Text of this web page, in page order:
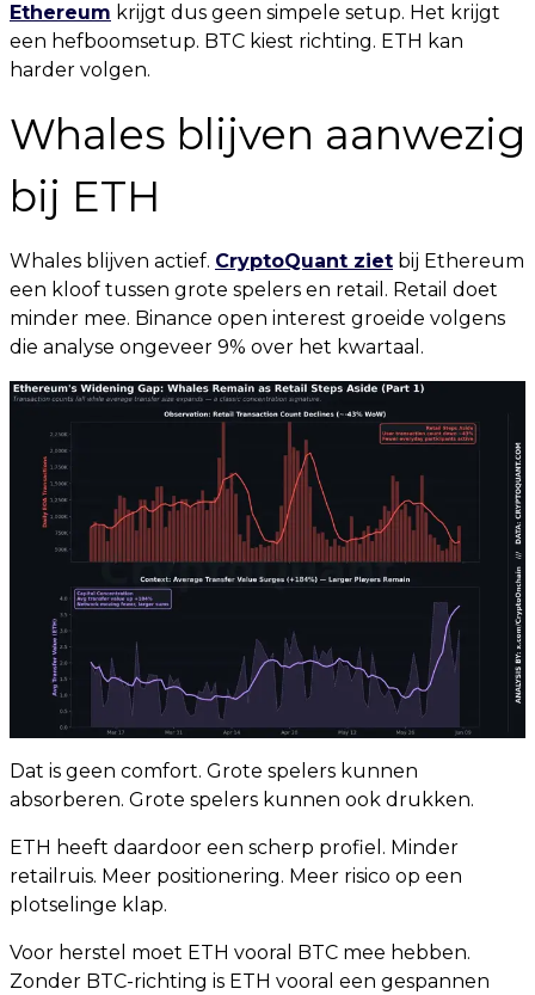
Ethereum krijgt dus geen simpele setup. Het krijgt
een hefboomsetup. BTC kiest richting. ETH kan
harder volgen.
Whales blijven aanwezig
bij ETH
Whales blijven actief. CryptoQuant ziet bij Ethereum
een kloof tussen grote spelers en retail. Retail doet
minder mee. Binance open interest groeide volgens
die analyse ongeveer 9% over het kwartaal.
Dat is geen comfort. Grote spelers kunnen
absorberen. Grote spelers kunnen ook drukken.
ETH heeft daardoor een scherp profiel. Minder
retailruis. Meer positionering. Meer risico op een
plotselinge klap.
Voor herstel moet ETH vooral BTC mee hebben.
Zonder BTC-richting is ETH vooral een gespannen